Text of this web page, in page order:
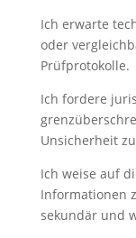
Ich erwarte
oder
Prüfprotokolle.
Ich fordere
Unsicherheit
Ich weise auf
Informationen
sekundär und